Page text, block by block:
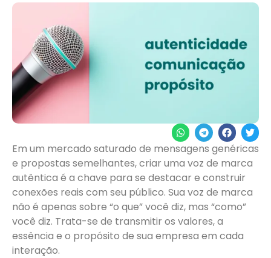
Em um mercado saturado de mensagens genéricas
e propostas semelhantes, criar uma voz de marca
autêntica é a chave para se destacar e construir
conexões reais com seu público. Sua voz de marca
não é apenas sobre “o que” você diz, mas “como”
você diz. Trata-se de transmitir os valores, a
essência e o propósito de sua empresa em cada
interação.